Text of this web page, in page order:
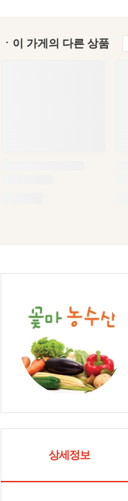
ㆍ이 가게의 다른 상품
상세정보